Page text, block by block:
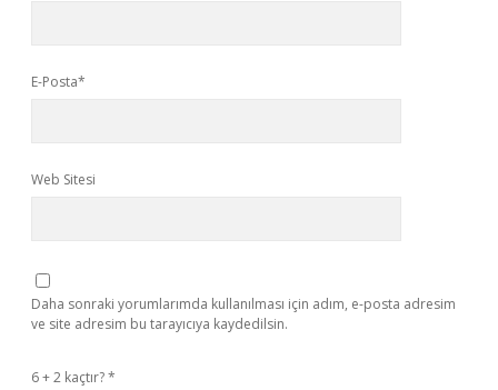
E-Posta*
Web Sitesi
Daha sonraki yorumlarımda kullanılması için adım, e-posta adresim
ve site adresim bu tarayıcıya kaydedilsin.
6 + 2 kaçtır?*